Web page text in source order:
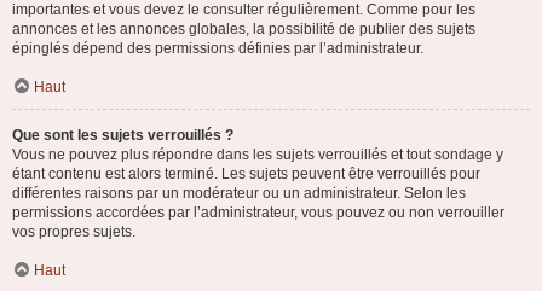
importantes et vous devez le consulter régulièrement. Comme pour les
annonces et les annonces globales, la possibilité de publier des sujets
épinglés dépend des permissions définies par l’administrateur.
Haut
Que sont les sujets verrouillés ?
Vous ne pouvez plus répondre dans les sujets verrouillés et tout sondage y
étant contenu est alors terminé. Les sujets peuvent être verrouillés pour
différentes raisons par un modérateur ou un administrateur. Selon les
permissions accordées par l’administrateur, vous pouvez ou non verrouiller
vos propres sujets.
Haut